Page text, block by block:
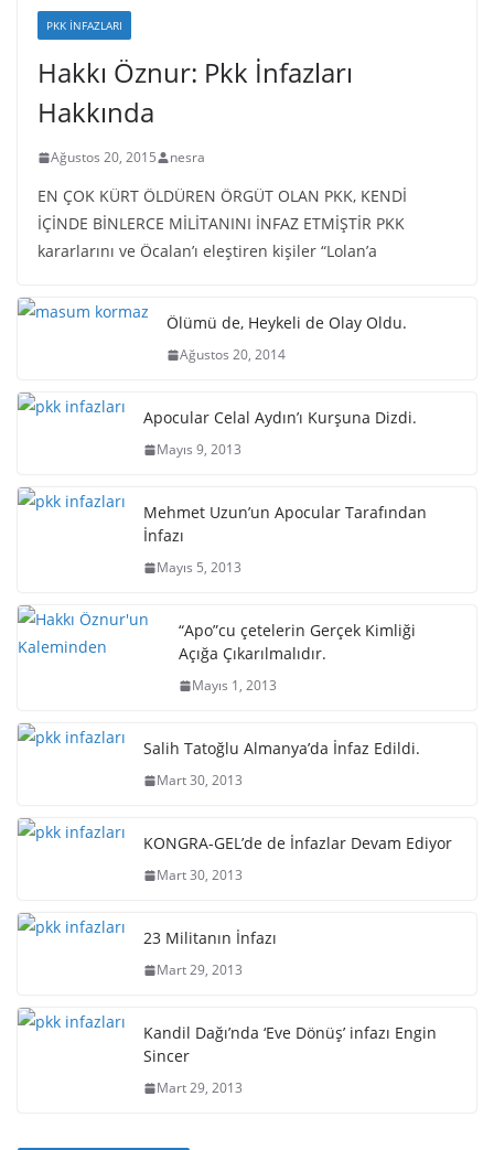
PKK İNFAZLARI
Hakkı Öznur: Pkk İnfazları
Hakkında
Ağustos 20, 2015 nesra
EN ÇOK KÜRT ÖLDÜREN ÖRGÜT OLAN PKK, KENDİ
İÇİNDE BİNLERCE MİLİTANINI İNFAZ ETMİŞTİR PKK
kararlarını ve Öcalan’ı eleştiren kişiler “Lolan’a
Ölümü de, Heykeli de Olay Oldu.
Ağustos 20, 2014
Apocular Celal Aydın’ı Kurşuna Dizdi.
Mayıs 9, 2013
Mehmet Uzun’un Apocular Tarafından
İnfazı
Mayıs 5, 2013
“Apo”cu çetelerin Gerçek Kimliği
Açığa Çıkarılmalıdır.
Mayıs 1, 2013
Salih Tatoğlu Almanya’da İnfaz Edildi.
Mart 30, 2013
KONGRA-GEL’de de İnfazlar Devam Ediyor
Mart 30, 2013
23 Militanın İnfazı
Mart 29, 2013
Kandil Dağı’nda ‘Eve Dönüş’ infazı Engin
Sincer
Mart 29, 2013